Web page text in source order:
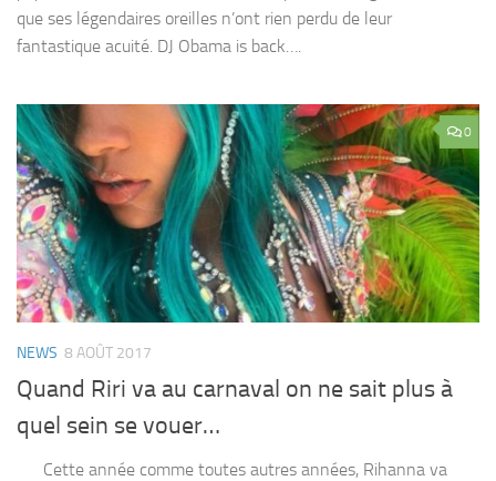
que ses légendaires oreilles n’ont rien perdu de leur
fantastique acuité. DJ Obama is back….
0
NEWS 8 AOÛT 2017
Quand Riri va au carnaval on ne sait plus à
quel sein se vouer…
Cette année comme toutes autres années, Rihanna va